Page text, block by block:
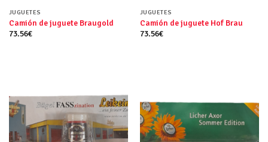
JUGUETES
Camión de juguete Braugold
73.56€
JUGUETES
Camión de juguete Hof Brau
73.56€